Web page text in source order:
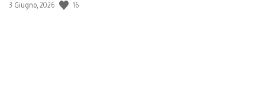
Data
3 Giugno, 2026 16